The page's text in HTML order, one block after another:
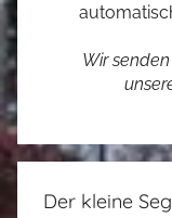
Wir
Der kleine